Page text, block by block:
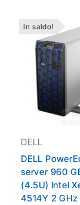
In saldo!
DELL
DELL
server 960
(4.5U) Intel
4514Y 2 GHz